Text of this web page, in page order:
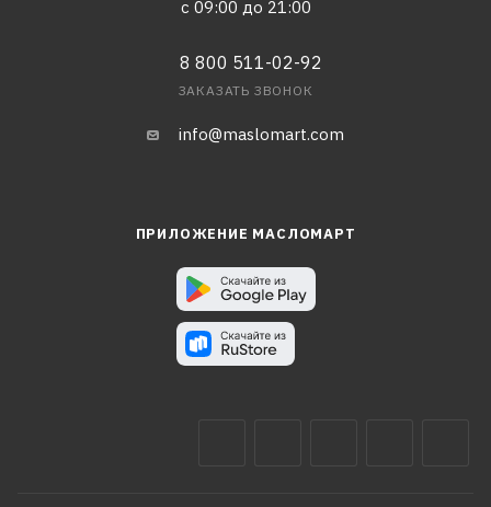
с 09:00 до 21:00
8 800 511-02-92
ЗАКАЗАТЬ ЗВОНОК
info@maslomart.com
ПРИЛОЖЕНИЕ МАСЛОМАРТ